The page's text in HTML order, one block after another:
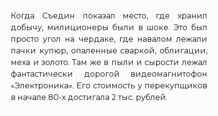
Когда Съедин показал место, где хранил
добычу, милиционеры были в шоке. Это был
просто угол на чердаке, где навалом лежали
пачки купюр, опаленные сваркой, облигации,
меха и золото. Там же в пыли и сырости лежал
фантастически дорогой видеомагнитофон
«Электроника». Его стоимость у перекупщиков
в начале 80-х достигала 2 тыс. рублей.